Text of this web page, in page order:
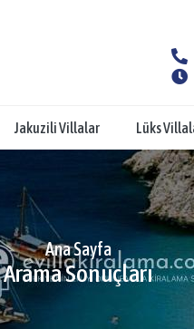
Jakuzili Villalar Lüks
Ana Sayfa
Arama Sonuçları